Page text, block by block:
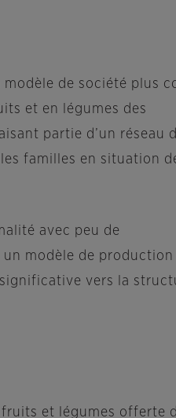
de société plus
et en légumes des
partie d’un réseau
familles en situation
avec peu de
modèle de production
vers la
et légumes offerte